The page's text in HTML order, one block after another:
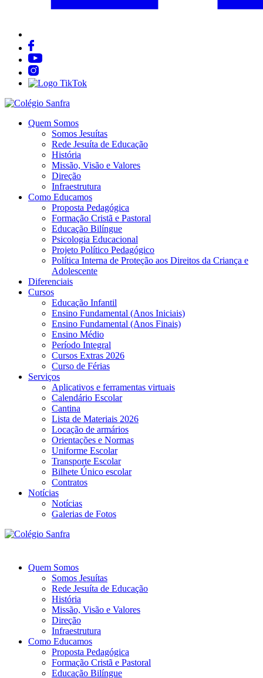
Quem Somos
Somos Jesuítas
Rede Jesuíta de Educação
História
Missão, Visão e Valores
Direção
Infraestrutura
Como Educamos
Proposta Pedagógica
Formação Cristã e Pastoral
Educação Bilíngue
Psicologia Educacional
Projeto Político Pedagógico
Política Interna de Proteção aos Direitos da Criança e
Adolescente
Diferenciais
Cursos
Educação Infantil
Ensino Fundamental (Anos Iniciais)
Ensino Fundamental (Anos Finais)
Ensino Médio
Período Integral
Cursos Extras 2026
Curso de Férias
Serviços
Aplicativos e ferramentas virtuais
Calendário Escolar
Cantina
Lista de Materiais 2026
Locação de armários
Orientações e Normas
Uniforme Escolar
Transporte Escolar
Bilhete Único escolar
Contratos
Notícias
Notícias
Galerias de Fotos
Quem Somos
Somos Jesuítas
Rede Jesuíta de Educação
História
Missão, Visão e Valores
Direção
Infraestrutura
Como Educamos
Proposta Pedagógica
Formação Cristã e Pastoral
Educação Bilíngue